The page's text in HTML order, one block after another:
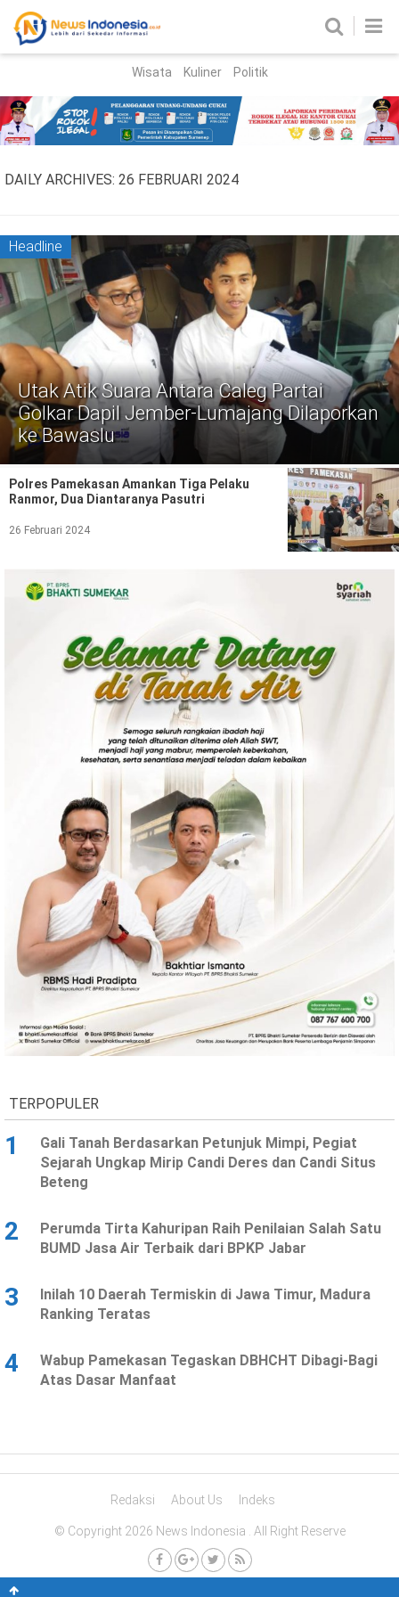
Parlemen
Nasional
Peristiwa
Hukum Kriminal
Korupsi
Politik
Gaya Hidup
Kesehatan Kuliner
Otomotif
Ilmiah
Budaya
Ekonomi
Indeks
2026
News
Indonesia
Right
Reserve
Wisata Kuliner Politik
DAILY ARCHIVES: 26 FEBRUARI 2024
Headline
Utak Atik Suara Antara Caleg Partai
Golkar Dapil Jember-Lumajang Dilaporkan
ke Bawaslu
Polres Pamekasan Amankan Tiga Pelaku
Ranmor, Dua Diantaranya Pasutri
26 Februari 2024
TERPOPULER
1
Gali Tanah Berdasarkan Petunjuk Mimpi, Pegiat
Sejarah Ungkap Mirip Candi Deres dan Candi Situs
Beteng
2
Perumda Tirta Kahuripan Raih Penilaian Salah Satu
BUMD Jasa Air Terbaik dari BPKP Jabar
3
Inilah 10 Daerah Termiskin di Jawa Timur, Madura
Ranking Teratas
4
Wabup Pamekasan Tegaskan DBHCHT Dibagi-Bagi
Atas Dasar Manfaat
Redaksi About Us Indeks
© Copyright 2026 News Indonesia . All Right Reserve